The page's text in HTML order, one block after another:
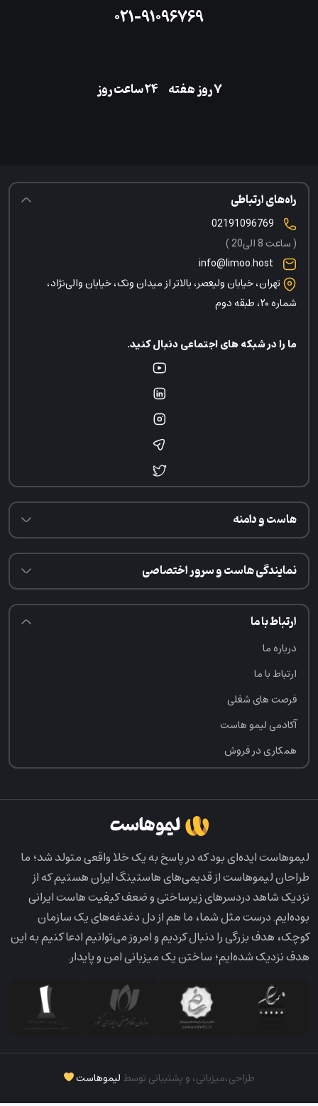
۰۲۱-۹۱۰۹۶۷۶۹
۷ روز هفته ‌۲۴ ساعت روز
هاست و دامنه
نمایندگی هاست و سرور اختصاصی
ارتباط با ما
درباره ما
ارتباط با ما
فرصت‌ های شغلی
آکادمی لیمو هاست
همکاری در فروش
راه‌های ارتباطی
( ساعت 8 الی20 )
info@limoo.host
تهران، خیابان ولیعصر، بالاتر از میدان ونک، خیابان والی‌نژاد،
شماره ۲۰، طبقه دوم
ما را در شبکه های اجتماعی دنبال کنید.
لیمو‌هاست ایده‌ای بود که در پاسخ به یک خلا واقعی متولد شد؛ ما
طراحان لیمو‌هاست از قدیمی‌های هاستینگ ایران هستیم که از
نزدیک شاهد دردسرهای زیرساختی و ضعف کیفیت هاست ایرانی
بوده‌ایم. درست مثل شما، ما هم از دل دغدغه‌های یک سازمان
کوچک، هدف بزرگی را دنبال کردیم و امروز می‌توانیم ادعا کنیم به این
هدف نزدیک شده‌ایم؛ ساختن یک میزبانی امن و پایدار.
طراحی،‌میزبانی، و پشتیبانی توسطلیموهاست